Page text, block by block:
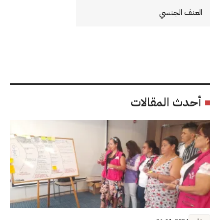
العنف الجنسي
أحدث المقالات